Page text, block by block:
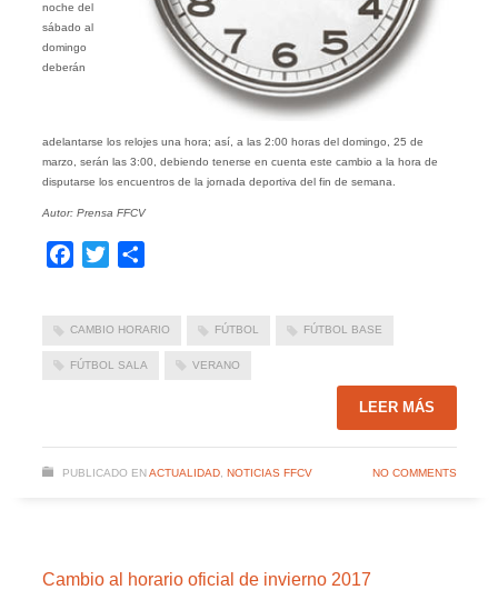
noche del
sábado al
domingo
deberán
adelantarse los relojes una hora; así, a las 2:00 horas del domingo, 25 de
marzo, serán las 3:00, debiendo tenerse en cuenta este cambio a la hora de
disputarse los encuentros de la jornada deportiva del fin de semana.
Autor: Prensa FFCV
Facebook
Twitter
CAMBIO HORARIO FÚTBOL FÚTBOL BASE
FÚTBOL SALA VERANO
LEER MÁS
PUBLICADO EN ACTUALIDAD, NOTICIAS FFCV NO COMMENTS
Cambio al horario oficial de invierno 2017